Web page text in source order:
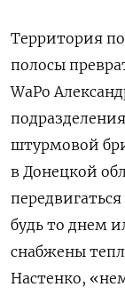
Территория
полосы
WaPo
штурмовой
в Донецкой
будь то днем
снабжены
Настенко,